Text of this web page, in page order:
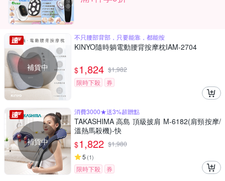
補貨中
不只腰部背部，只要能靠，都能按
KINYO隨時躺電動腰背按摩枕IAM-2704
$1,824 $1,982
限時下殺
券
補貨中
消費3000★送3%超贈點
TAKASHIMA 高島 頂級披肩 M-6182(肩頸按摩/
溫熱馬殺機)-快
$1,822 $1,980
5 (1)
限時下殺
券